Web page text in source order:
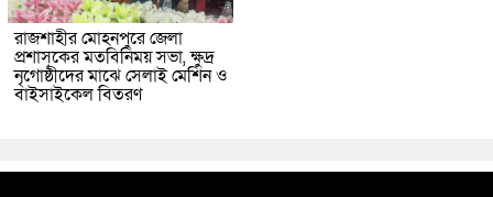
রাজশাহীর মোহনপুরে জেলা
প্রশাসকের মতবিনিময় সভা, ক্ষুদ্র
নৃগোষ্ঠীদের মাঝে সেলাই মেশিন ও
বাইসাইকেল বিতরণ